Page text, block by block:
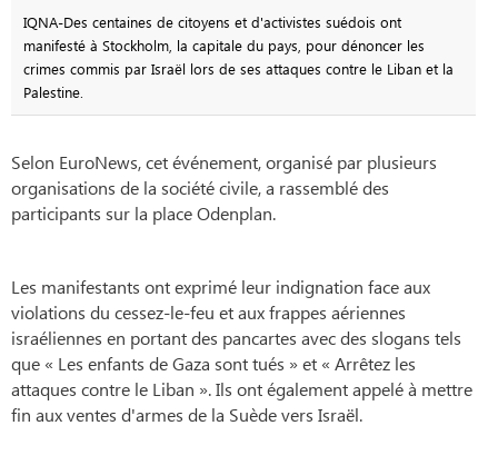
IQNA-Des centaines de citoyens et d'activistes suédois ont
manifesté à Stockholm, la capitale du pays, pour dénoncer les
crimes commis par Israël lors de ses attaques contre le Liban et la
Palestine.
Selon EuroNews, cet événement, organisé par plusieurs
organisations de la société civile, a rassemblé des
participants sur la place Odenplan.
Les manifestants ont exprimé leur indignation face aux
violations du cessez-le-feu et aux frappes aériennes
israéliennes en portant des pancartes avec des slogans tels
que « Les enfants de Gaza sont tués » et « Arrêtez les
attaques contre le Liban ». Ils ont également appelé à mettre
fin aux ventes d'armes de la Suède vers Israël.